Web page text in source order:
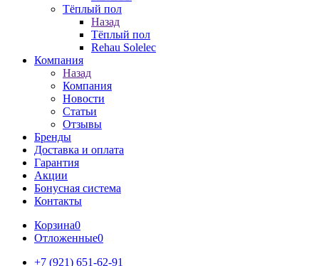
Тёплый пол
Назад
Тёплый пол
Rehau Solelec
Компания
Назад
Компания
Новости
Статьи
Отзывы
Бренды
Доставка и оплата
Гарантия
Акции
Бонусная система
Контакты
Корзина0
Отложенные0
+7 (921) 651-62-91